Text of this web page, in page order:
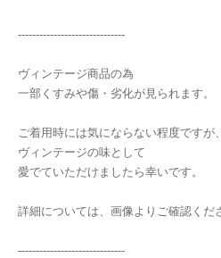
------------------------------
ヴィンテージ商品の為
一部くすみや傷・劣化が見られます。
ご着用時には気にならない程度ですが、
ヴィンテージの味として
愛でていただけましたら幸いです。
詳細については、画像よりご確認くだ
------------------------------